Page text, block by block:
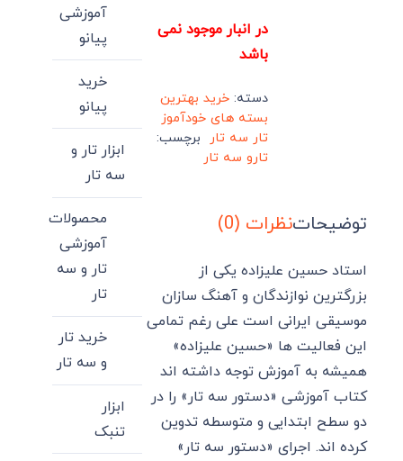
در انبار موجود نمی
باشد
دسته:خرید بهترین
بسته های خودآموز
تار سه تار
برچسب:
تارو سه تار
توضیحاتنظرات (0)
استاد حسین علیزاده یکی از
بزرگترین نوازندگان و آهنگ سازان
موسیقی ایرانی است علی رغم تمامی
این فعالیت ها «حسین علیزاده»
همیشه به آموزش توجه داشته اند
کتاب آموزشی «دستور سه تار» را در
دو سطح ابتدایی و متوسطه تدوین
کرده اند. اجرای «دستور سه تار»
آموزشی
پیانو
خرید
پیانو
ابزار تار و
سه تار
محصولات
آموزشی
تار و سه
تار
خرید تار
و سه تار
ابزار
تنبک